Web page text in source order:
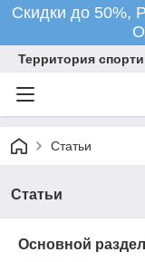
Скидки до 50%,
Территория
Статьи
Статьи
Основной раздел